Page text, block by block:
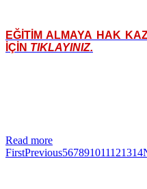
EĞİTİM ALMAYA HAK
İÇİN TIKLAYINIZ.
Read more
FirstPrevious567891011121314